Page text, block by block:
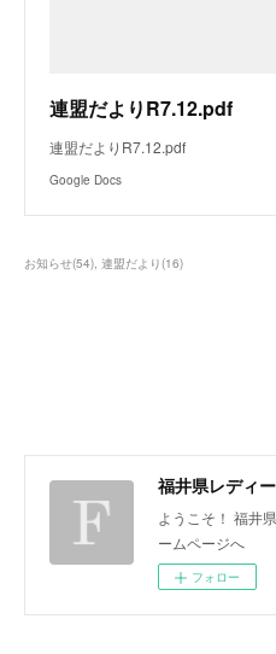
連盟だよりR7.12.pdf
連盟だよりR7.12.pdf
Google Docs
お知らせ(54) 連盟だより(16)
福井県レディ
ようこそ！ 福井
ームページへ
フォロー